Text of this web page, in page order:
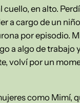
en alto.
a cargo de un niño
por episodio.
a algo de trabajo
volví por un
como Mimí,